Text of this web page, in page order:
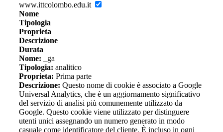
www.ittcolombo.edu.it
Nome
Tipologia
Proprieta
Descrizione
Durata
Nome: _ga
Tipologia: analitico
Proprieta: Prima parte
Descrizione: Questo nome di cookie è associato a Google
Universal Analytics, che è un aggiornamento significativo
del servizio di analisi più comunemente utilizzato da
Google. Questo cookie viene utilizzato per distinguere
utenti unici assegnando un numero generato in modo
casuale come identificatore del cliente. È incluso in ogni